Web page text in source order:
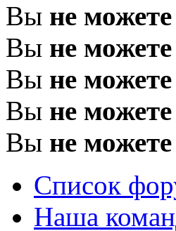
Вы не можете
Вы не можете
Вы не можете
Вы не можете
Вы не можете
Список
Наша